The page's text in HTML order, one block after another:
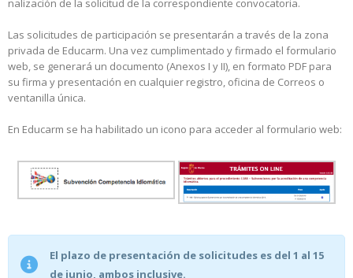
nalización de la solicitud de la correspondiente convocatoria.
Las solicitudes de participación se presentarán a través de la zona
privada de Educarm. Una vez cumplimentado y firmado el formulario
web, se generará un documento (Anexos I y II), en formato PDF para
su firma y presentación en cualquier registro, oficina de Correos o
ventanilla única.
En Educarm se ha habilitado un icono para acceder al formulario web:
El plazo de presentación de solicitudes es del 1 al 15
de junio, ambos inclusive.